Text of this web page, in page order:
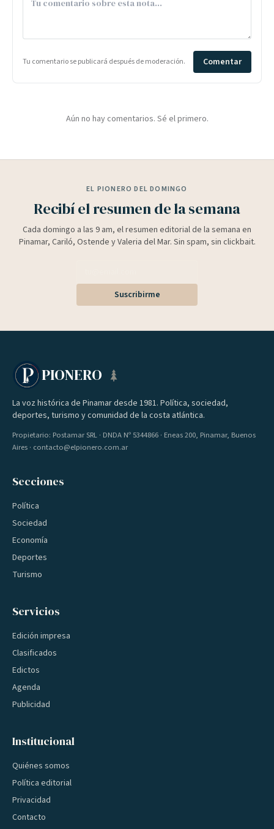
Tu comentario se publicará después de moderación. Comentar
Aún no hay comentarios. Sé el primero.
EL PIONERO DEL DOMINGO
Recibí el resumen de la semana
Cada domingo a las 9 am, el resumen editorial de la semana en
Pinamar, Cariló, Ostende y Valeria del Mar. Sin spam, sin clickbait.
Suscribirme
PIONERO
La voz histórica de Pinamar desde 1981. Política, sociedad,
deportes, turismo y comunidad de la costa atlántica.
Propietario: Postamar SRL · DNDA Nº 5344866 · Eneas 200, Pinamar, Buenos
Aires · contacto@elpionero.com.ar
Secciones
Política
Sociedad
Economía
Deportes
Turismo
Servicios
Edición impresa
Clasificados
Edictos
Agenda
Publicidad
Institucional
Quiénes somos
Política editorial
Privacidad
Contacto